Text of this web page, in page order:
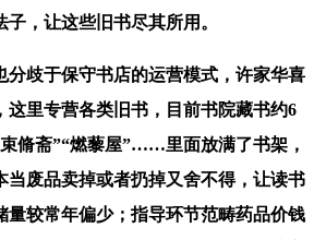
，让这些旧书尽其所用。
歧于保守书店的运营模式，许家华喜
这里专营各类旧书，目前书院藏书约6
脩斋”“燃藜屋”……里面放满了书架，
当废品卖掉或者扔掉又舍不得，让读书
量较常年偏少；指导环节范畴药品价钱